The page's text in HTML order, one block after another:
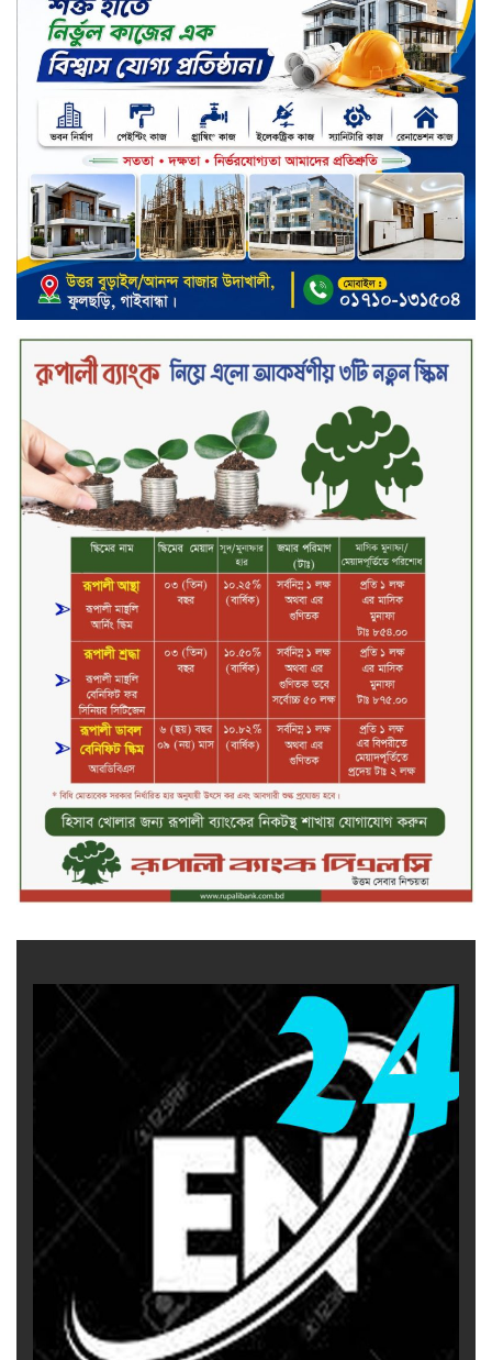
জুলাই গণঅভ্যুত্থান ছিল সর্বস্তরের
মানুষের আন্দোলন: মুহাম্মদ ইউনূস
গণতন্ত্র ও আত্মত্যাগের ইতিহাস সংরক্ষণ
করবে জুলাই স্মৃতি জাদুঘর: প্রধানমন্ত্রী
সিলেট ওসমানী বিমানবন্দরে সালাম
এয়ার চালু হচ্ছে ১লা সেপ্টেম্বর হতে
চুয়াডাঙ্গা আদালত চত্বরে ভুয়া
আইনজীবীসহ দুইজন আটক, ‘রায়
পাইয়ে দেওয়ার’ নামে লাখ লাখ টাকা
হাতিয়ে নেওয়ার অভিযোগ
নবীনগরে সোলার সিস্টেমে অনাবাদি
জমিতে আউশ আবাদে কৃষকের ভাগ্য
বদল
বিএটি বাংলাদেশের নতুন ব্যবস্থাপনা
পরিচালক কাখাবের বেনিদজে
ইউনিলিভার কনজ্যুমার কেয়ার
লিমিটেডের গুরুত্বপূর্ণ চার পদে নতুন
নিয়োগ